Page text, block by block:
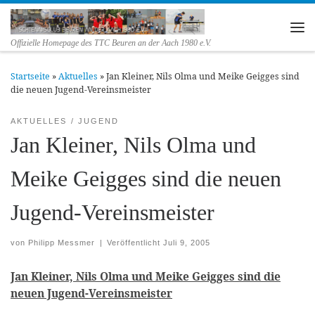
Zum Inhalt springen
Offizielle Homepage des TTC Beuren an der Aach 1980 e.V.
Startseite »Aktuelles »Jan Kleiner, Nils Olma und Meike Geigges sind
die neuen Jugend-Vereinsmeister
AKTUELLES JUGEND
Jan Kleiner, Nils Olma und
Meike Geigges sind die neuen
Jugend-Vereinsmeister
von Philipp Messmer VeröffentlichtJuli 9, 2005
Jan Kleiner, Nils Olma und Meike Geigges sind die
neuen Jugend-Vereinsmeister